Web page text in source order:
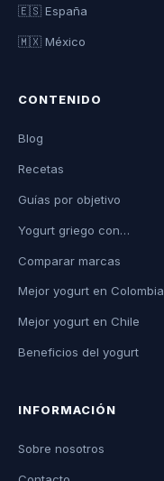
🇪🇸 España
🇲🇽 México
CONTENIDO
Blog
Recetas
Guías por objetivo
Yogurt griego con…
Comparar marcas
Mejor yogurt en Colombia
Mejor yogurt en Chile
Beneficios del yogurt
INFORMACIÓN
Sobre nosotros